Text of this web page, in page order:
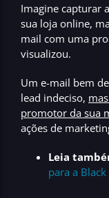
Imagine capturar
sua loja online,
mail com uma
visualizou.
Um e-mail bem
lead indeciso,
promotor da sua
ações de
Leia
para a